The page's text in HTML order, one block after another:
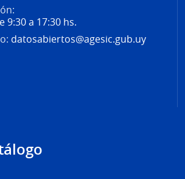
9:30 a 17:30 hs.
datosabiertos@agesic.gub.uy